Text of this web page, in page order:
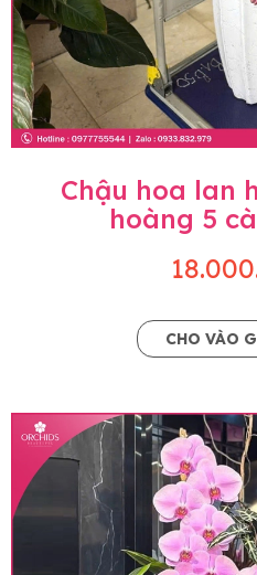
Chậu hoa lan
hoàng 5
CHO VÀO